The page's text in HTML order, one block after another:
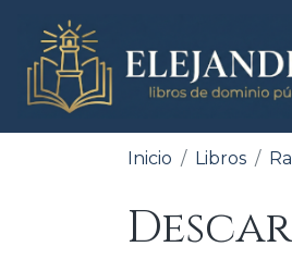
Inicio Libros